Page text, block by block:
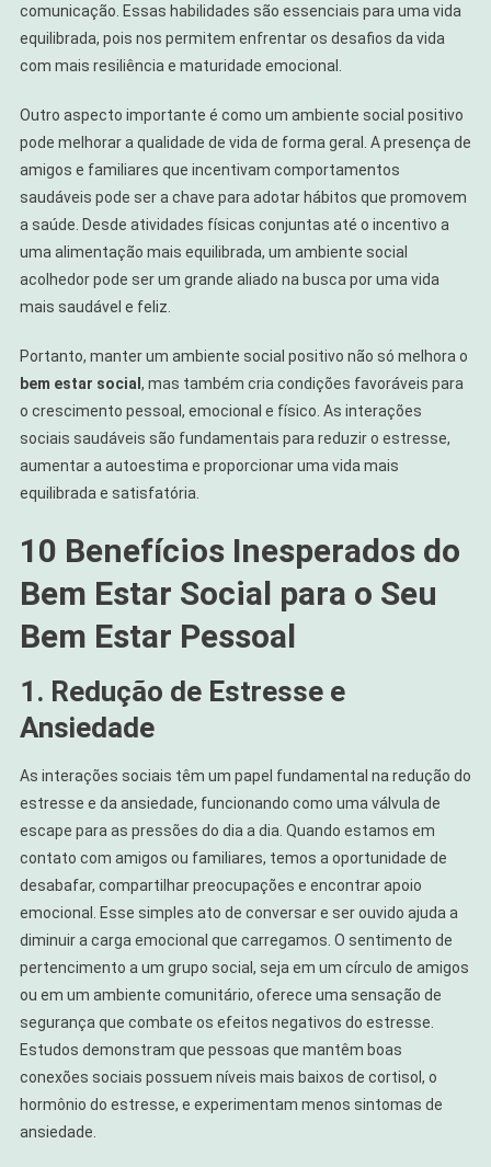
comunicação. Essas habilidades são essenciais para uma vida
equilibrada, pois nos permitem enfrentar os desafios da vida
com mais resiliência e maturidade emocional.
Outro aspecto importante é como um ambiente social positivo
pode melhorar a qualidade de vida de forma geral. A presença de
amigos e familiares que incentivam comportamentos
saudáveis pode ser a chave para adotar hábitos que promovem
a saúde. Desde atividades físicas conjuntas até o incentivo a
uma alimentação mais equilibrada, um ambiente social
acolhedor pode ser um grande aliado na busca por uma vida
mais saudável e feliz.
Portanto, manter um ambiente social positivo não só melhora o
bem estar social , mas também cria condições favoráveis para
o crescimento pessoal, emocional e físico. As interações
sociais saudáveis são fundamentais para reduzir o estresse,
aumentar a autoestima e proporcionar uma vida mais
equilibrada e satisfatória.
10 Benefícios Inesperados do
Bem Estar Social para o Seu
Bem Estar Pessoal
1. Redução de Estresse e
Ansiedade
As interações sociais têm um papel fundamental na redução do
estresse e da ansiedade, funcionando como uma válvula de
escape para as pressões do dia a dia. Quando estamos em
contato com amigos ou familiares, temos a oportunidade de
desabafar, compartilhar preocupações e encontrar apoio
emocional. Esse simples ato de conversar e ser ouvido ajuda a
diminuir a carga emocional que carregamos. O sentimento de
pertencimento a um grupo social, seja em um círculo de amigos
ou em um ambiente comunitário, oferece uma sensação de
segurança que combate os efeitos negativos do estresse.
Estudos demonstram que pessoas que mantêm boas
conexões sociais possuem níveis mais baixos de cortisol, o
hormônio do estresse, e experimentam menos sintomas de
ansiedade.